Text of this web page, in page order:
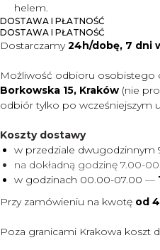
helem.
DOSTAWA I PŁATNOŚĆ
DOSTAWA I PŁATNOŚĆ
Dostarczamy24h/dobę, 7 dni
Możliwość odbioru osobistego
Borkowska 15, Kraków (nie
odbiór tylko po wcześniejszym
Koszty dostawy
w przedziale dwugodzinnym
na dokładną godzinę 7.00-
w godzinach 00.00-07.00 —
Przy zamówieniu na kwotę od
Poza granicami Krakowa koszt